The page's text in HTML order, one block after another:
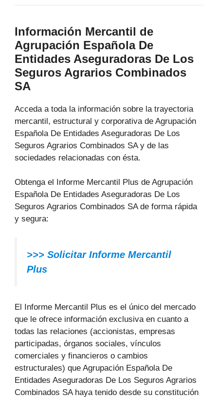
Información Mercantil de
Agrupación Española De
Entidades Aseguradoras De Los
Seguros Agrarios Combinados
SA
Acceda a toda la información sobre la trayectoria
mercantil, estructural y corporativa de Agrupación
Española De Entidades Aseguradoras De Los
Seguros Agrarios Combinados SA y de las
sociedades relacionadas con ésta.
Obtenga el Informe Mercantil Plus de Agrupación
Española De Entidades Aseguradoras De Los
Seguros Agrarios Combinados SA de forma rápida
y segura:
>>> Solicitar Informe Mercantil
Plus
El Informe Mercantil Plus es el único del mercado
que le ofrece información exclusiva en cuanto a
todas las relaciones (accionistas, empresas
participadas, órganos sociales, vínculos
comerciales y financieros o cambios
estructurales) que Agrupación Española De
Entidades Aseguradoras De Los Seguros Agrarios
Combinados SA haya tenido desde su constitución